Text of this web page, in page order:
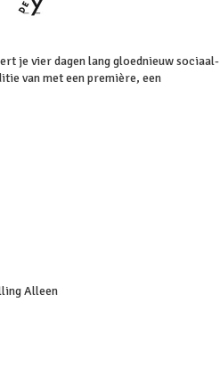
je vier dagen lang gloednieuw sociaal-
van met een première, een
Alleen